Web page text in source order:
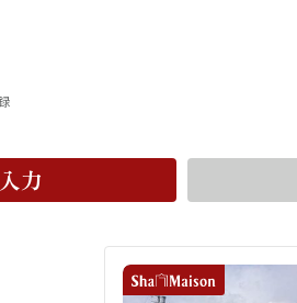
メール登録
録すると、この物件の空室情
入力